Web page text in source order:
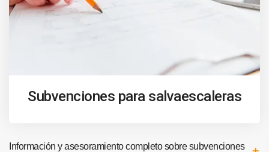
Subvenciones para salvaescaleras
Información y asesoramiento completo sobre subvenciones